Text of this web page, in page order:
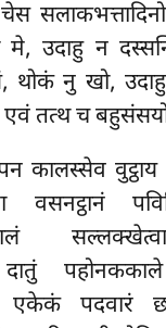
मे, उदाहु न
थोकं नु खो,
एवं तत्थ च
कालस्सेव वुट्ठाय
वसनट्ठानं
दातुं
एकेकं पदवारं छ